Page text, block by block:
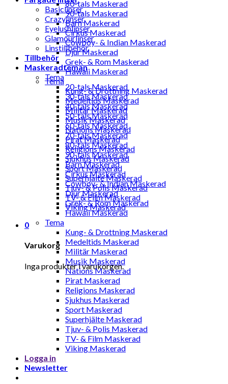
80-tals Maskerad
90-tals Maskerad
Barn Maskerad
Cirkus Maskerad
Cowboy- & Indian Maskerad
Djur Maskerad
Grek- & Rom Maskerad
Hawaii Maskerad
Tema
Kung- & Drottning Maskerad
Medeltids Maskerad
Militär Maskerad
Musik Maskerad
Nations Maskerad
Pirat Maskerad
Religions Maskerad
Sjukhus Maskerad
Sport Maskerad
Superhjälte Maskerad
Tjuv- & Polis Maskerad
TV- & Film Maskerad
Viking Maskerad
0
Varukorg
Inga produkter i varukorgen.
Basiclinser
Crazylinser
Eyelushlinser
Glamourlinser
Linstillbehör
Tillbehör
Maskeradteman
Tema
20-tals Maskerad
30-tals Maskerad
40-tals Maskerad
50-tals Maskerad
60-tals Maskerad
70-tals Maskerad
80-tals Maskerad
90-tals Maskerad
Barn Maskerad
Cirkus Maskerad
Cowboy- & Indian Maskerad
Djur Maskerad
Grek- & Rom Maskerad
Hawaii Maskerad
Tema
Kung- & Drottning Maskerad
Medeltids Maskerad
Militär Maskerad
Musik Maskerad
Nations Maskerad
Pirat Maskerad
Religions Maskerad
Sjukhus Maskerad
Sport Maskerad
Superhjälte Maskerad
Tjuv- & Polis Maskerad
TV- & Film Maskerad
Viking Maskerad
Logga in
Newsletter